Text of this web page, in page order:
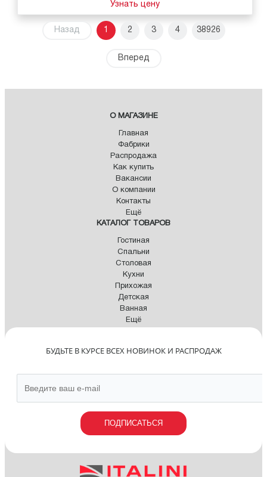
Узнать цену
Назад 1 2 3 4 38926
Вперед
О МАГАЗИНЕ
Главная
Фабрики
Распродажа
Как купить
Вакансии
О компании
Контакты
Ещё
КАТАЛОГ ТОВАРОВ
Гостиная
Спальни
Столовая
Кухни
Прихожая
Детская
Ванная
Ещё
БУДЬТЕ В КУРСЕ ВСЕХ НОВИНОК И РАСПРОДАЖ
ПОДПИСАТЬСЯ